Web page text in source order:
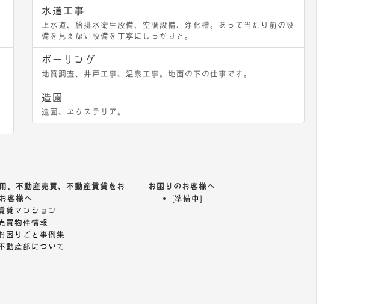
水道工事
上水道、給排水衛生設備、空調設備、浄化槽。あって当たり前の設
備を見えない設備を丁寧にしっかりと。
ボーリング
地質調査、井戸工事、温泉工事。地面の下の仕事です。
造園
造園、エクステリア。
、不動産売買、不動産賃貸をお
客様へ
貸マンション
買物件情報
困りごと事例集
動産部について
お困りのお客様へ
[準備中]